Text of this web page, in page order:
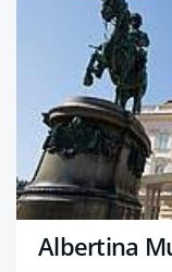
Albertina